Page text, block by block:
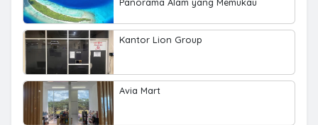
Kantor Lion Group
Avia Mart